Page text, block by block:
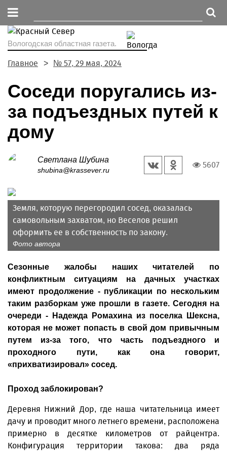
Вологодская областная газета.
Главное № 57, 29 мая, 2024
Соседи поругались из-
за подъездных путей к
дому
Светлана Шубина
shubina@krassever.ru
5607
Земля, которую перегородил сосед, оказалась
самовольным захватом, но Веселов решил
оформить ее в собственность по закону.
Фото автора
Сезонные жалобы наших читателей по
конфликтным ситуациям на дачных участках
имеют продолжение - публикации по нескольким
таким разборкам уже прошли в газете. Сегодня на
очереди - Надежда Ромахина из поселка Шексна,
которая не может попасть в свой дом привычным
путем из-за того, что часть подъездного и
проходного пути, как она говорит,
«прихватизировал» сосед.
Проход заблокирован?
Деревня Нижний Дор, где наша читательница имеет
дачу и проводит много летнего времени, расположена
примерно в десятке километров от райцентра.
Конфигурация территории такова: два ряда